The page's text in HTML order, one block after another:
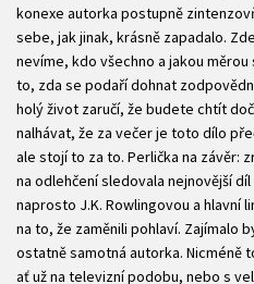
konexe autorka postupně
sebe, jak jinak, krásně zapadalo.
nevíme, kdo všechno a jakou
to, zda se podaří dohnat
holý život zaručí, že budete chtít
nalhávat, že za večer je toto dílo
ale stojí to za to. Perlička na závěr:
na odlehčení sledovala nejnovější
naprosto J.K. Rowlingovou a hlavní
na to, že zaměnili pohlaví. Zajímalo
ostatně samotná autorka. Nicméně
ať už na televizní podobu, nebo s